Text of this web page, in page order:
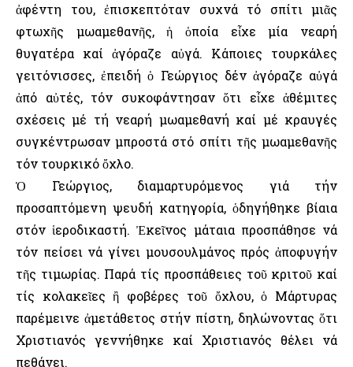
ἀφέντη του, ἐπισκεπτόταν συχνά τό σπίτι μιᾶς
φτωχῆς μωαμεθανῆς, ἡ ὁποία εἶχε μία νεαρή
θυγατέρα καί ἀγόραζε αὐγά. Κάποιες τουρκάλες
γειτόνισσες, ἐπειδή ὁ Γεώργιος δέν ἀγόραζε αὐγά
ἀπό αὐτές, τόν συκοφάντησαν ὅτι εἶχε ἀθέμιτες
σχέσεις μέ τή νεαρή μωαμεθανή καί μέ κραυγές
συγκέντρωσαν μπροστά στό σπίτι τῆς μωαμεθανῆς
τόν τουρκικό ὄχλο.
Ὁ Γεώργιος, διαμαρτυρόμενος γιά τήν
προσαπτόμενη ψευδή κατηγορία, ὁδηγήθηκε βίαια
στόν ἱεροδικαστή. Ἐκεῖνος μάταια προσπάθησε νά
τόν πείσει νά γίνει μουσουλμάνος πρός ἀποφυγήν
τῆς τιμωρίας. Παρά τίς προσπάθειες τοῦ κριτοῦ καί
τίς κολακεῖες ἢ φοβέρες τοῦ ὄχλου, ὁ Μάρτυρας
παρέμεινε ἀμετάθετος στήν πίστη, δηλώνοντας ὅτι
Χριστιανός γεννήθηκε καί Χριστιανός θέλει νά
πεθάνει.